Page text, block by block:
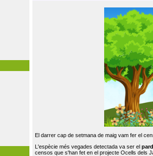
El darrer cap de setmana de maig vam fer el
L'espècie més vegades detectada va ser el
censos que s'han fet en el projecte Ocells dels